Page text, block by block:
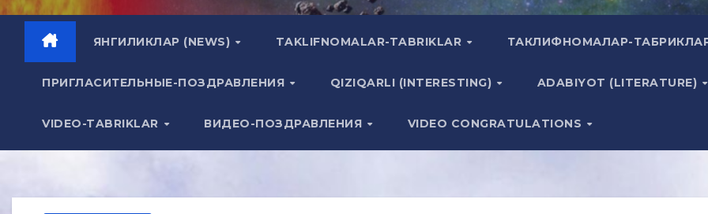
ЯНГИЛИКЛАР (NEWS) TAKLIFNOMALAR-TABRIKLAR ТАКЛИФНОМАЛАР-
ПРИГЛАСИТЕЛЬНЫЕ-ПОЗДРАВЛЕНИЯ QIZIQARLI (INTERESTING) ADABIYOT (LITERATURE)
VIDEO-TABRIKLAR ВИДЕО-ПОЗДРАВЛЕНИЯ VIDEO CONGRATULATIONS